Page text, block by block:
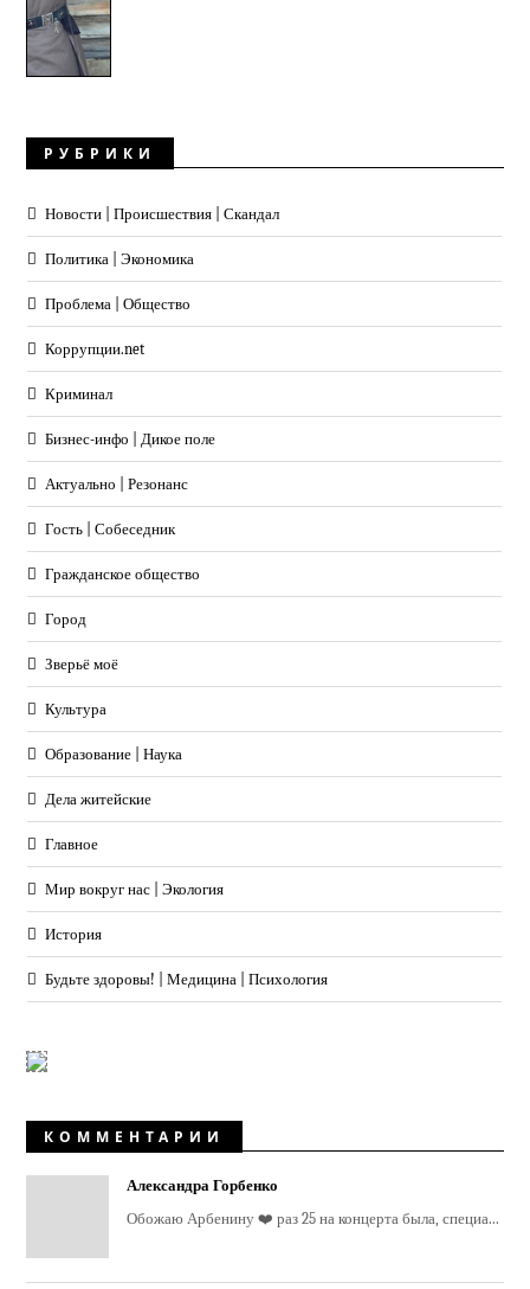
РУБРИКИ
Новости | Происшествия | Скандал
Политика | Экономика
Проблема | Общество
Коррупции.net
Криминал
Бизнес-инфо | Дикое поле
Актуально | Резонанс
Гость | Собеседник
Гражданское общество
Город
Зверьё моё
Культура
Образование | Наука
Дела житейские
Главное
Мир вокруг нас | Экология
История
Будьте здоровы! | Медицина | Психология
КОММЕНТАРИИ
Александра Горбенко
Обожаю Арбенину ❤️ раз 25 на концерта была, специа...